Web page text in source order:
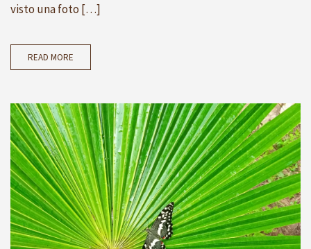
visto una foto […]
READ MORE